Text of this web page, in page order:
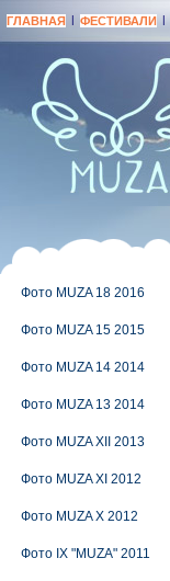
ГЛАВНАЯ | ФЕСТИВАЛИ |
Фото MUZA 18 2016
Фото MUZA 15 2015
Фото MUZA 14 2014
Фото MUZA 13 2014
Фото MUZA XII 2013
Фото MUZA XI 2012
Фото MUZA X 2012
Фото IX "MUZA" 2011